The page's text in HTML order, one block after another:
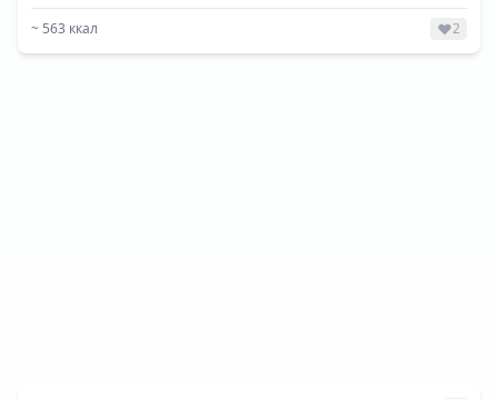
~ 563 ккал 2